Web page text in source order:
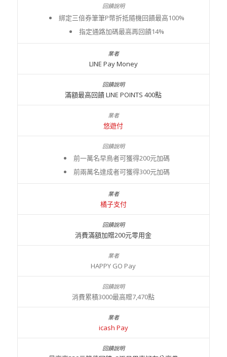
綁定三倍券筆筆P幣折抵隨機回饋最高100%
指定通路加碼最高再回饋14%
LINE Pay Money
滿額最高回饋 LINE POINTS 400點
悠遊付
前一萬名早鳥者可獲得200元加碼
前兩萬名達成者可獲得300元加碼
橘子支付
消費滿額加贈200元零用金
HAPPY GO Pay
消費累積3000最高贈7,470點
icash Pay